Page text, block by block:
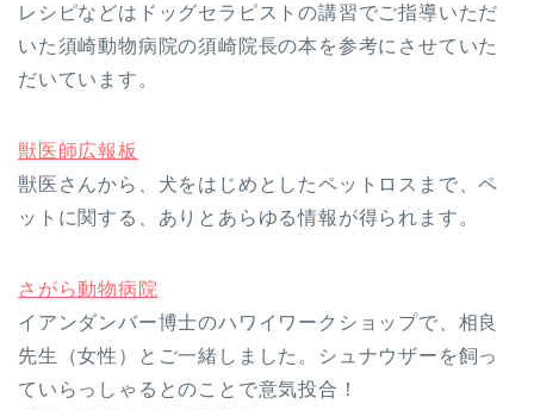
レシピなどはドッグセラピストの講習でご指導いただ
いた須崎動物病院の須崎院長の本を参考にさせていた
だいています。
獣医師広報板
獣医さんから、犬をはじめとしたペットロスまで、ペ
ットに関する、ありとあらゆる情報が得られます。
さがら動物病院
イアンダンバー博士のハワイワークショップで、相良
先生（女性）とご一緒しました。シュナウザーを飼っ
ていらっしゃるとのことで意気投合！